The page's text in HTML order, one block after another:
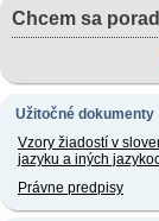
Chcem sa
Užitočné dokumenty
Vzory žiadostí v
jazyku a iných
Právne predpisy